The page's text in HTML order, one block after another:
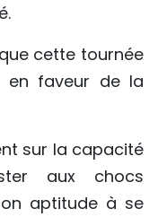
cette tournée
en faveur de la
sur la capacité
aux chocs
aptitude à se